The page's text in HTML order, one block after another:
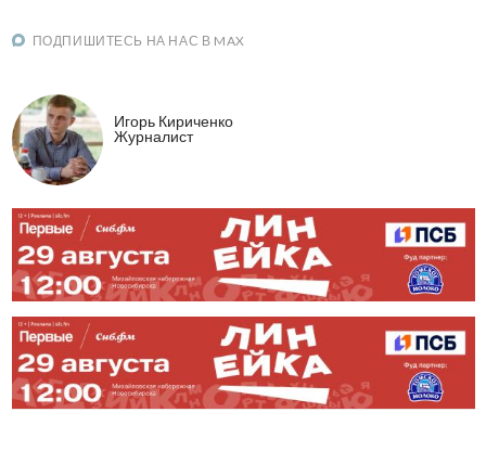
ПОДПИШИТЕСЬ НА НАС В MAX
Игорь Кириченко
Журналист